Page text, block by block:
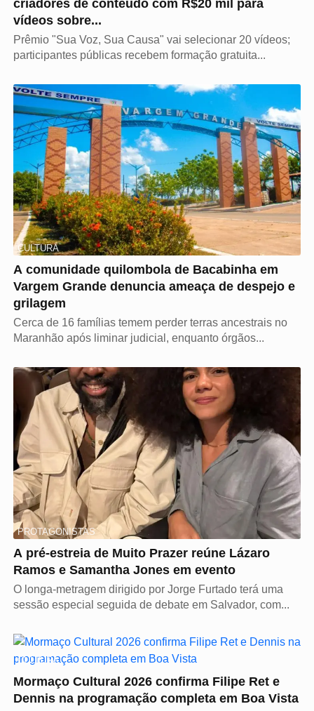
criadores de conteúdo com R$20 mil para
vídeos sobre...
Prêmio "Sua Voz, Sua Causa" vai selecionar 20 vídeos;
participantes públicas recebem formação gratuita...
CULTURA
A comunidade quilombola de Bacabinha em
Vargem Grande denuncia ameaça de despejo e
grilagem
Cerca de 16 famílias temem perder terras ancestrais no
Maranhão após liminar judicial, enquanto órgãos...
PROTAGONISTAS
A pré-estreia de Muito Prazer reúne Lázaro
Ramos e Samantha Jones em evento
O longa-metragem dirigido por Jorge Furtado terá uma
sessão especial seguida de debate em Salvador, com...
CULTURA
Mormaço Cultural 2026 confirma Filipe Ret e
Dennis na programação completa em Boa Vista